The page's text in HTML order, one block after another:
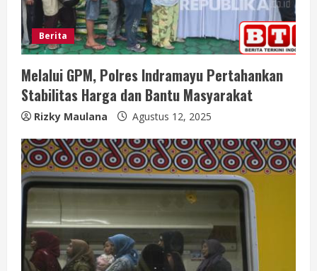
Berita
Melalui GPM, Polres Indramayu Pertahankan
Stabilitas Harga dan Bantu Masyarakat
Rizky Maulana Agustus 12, 2025